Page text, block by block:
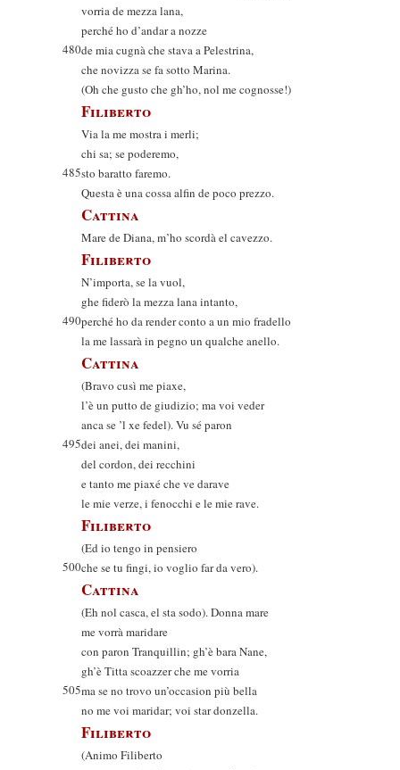
vorria de mezza lana,
perché ho d’andar a nozze
480de mia cugnà che stava a Pelestrina,
che novizza se fa sotto Marina.
(Oh che gusto che gh’ho, nol me cognosse!)
Filiberto
Via la me mostra i merli;
chi sa; se poderemo,
485sto baratto faremo.
Questa è una cossa alfin de poco prezzo.
Cattina
Mare de Diana, m’ho scordà el cavezzo.
Filiberto
N’importa, se la vuol,
ghe fiderò la mezza lana intanto,
490perché ho da render conto a un mio fradello
la me lassarà in pegno un qualche anello.
Cattina
(Bravo cusì me piaxe,
l’è un putto de giudizio; ma voi veder
anca se ’l xe fedel). Vu sé paron
495dei anei, dei manini,
del cordon, dei recchini
e tanto me piaxé che ve darave
le mie verze, i fenocchi e le mie rave.
Filiberto
(Ed io tengo in pensiero
500che se tu fingi, io voglio far da vero).
Cattina
(Eh nol casca, el sta sodo). Donna mare
me vorrà maridare
con paron Tranquillin; gh’è bara Nane,
gh’è Titta scoazzer che me vorria
505ma se no trovo un’occasion più bella
no me voi maridar; voi star donzella.
Filiberto
(Animo Filiberto